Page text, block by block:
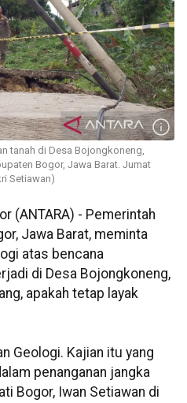
tanah di Desa Bojongkoneng,
Bogor, Jawa Barat. Jumat
Setiawan)
(ANTARA) - Pemerintah
Jawa Barat, meminta
atas bencana
di Desa Bojongkoneng,
apakah tetap layak
Geologi. Kajian itu yang
penanganan jangka
Bogor, Iwan Setiawan di